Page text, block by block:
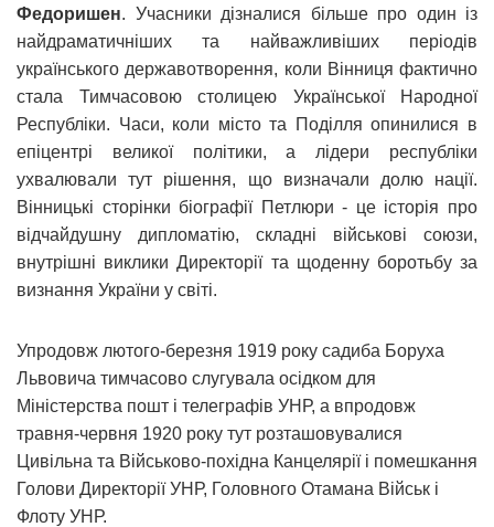
Федоришен. Учасники дізналися більше про один із
найдраматичніших та найважливіших періодів
українського державотворення, коли Вінниця фактично
стала Тимчасовою столицею Української Народної
Республіки. Часи, коли місто та Поділля опинилися в
епіцентрі великої політики, а лідери республіки
ухвалювали тут рішення, що визначали долю нації.
Вінницькі сторінки біографії Петлюри - це історія про
відчайдушну дипломатію, складні військові союзи,
внутрішні виклики Директорії та щоденну боротьбу за
визнання України у світі.
Упродовж лютого-березня 1919 року садиба Боруха
Львовича тимчасово слугувала осідком для
Міністерства пошт і телеграфів УНР, а впродовж
травня-червня 1920 року тут розташовувалися
Цивільна та Військово-похідна Канцелярії і помешкання
Голови Директорії УНР, Головного Отамана Військ і
Флоту УНР.